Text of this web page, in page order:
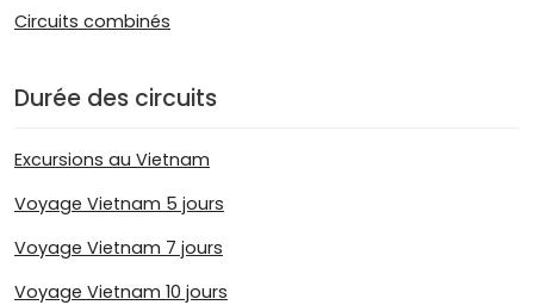
Circuits combinés
Durée des circuits
Excursions au Vietnam
Voyage Vietnam 5 jours
Voyage Vietnam 7 jours
Voyage Vietnam 10 jours